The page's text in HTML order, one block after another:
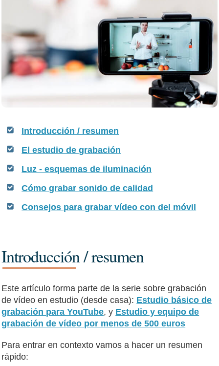
Introducción / resumen
El estudio de grabación
Luz - esquemas de iluminación
Cómo grabar sonido de calidad
Consejos para grabar vídeo con del móvil
Introducción / resumen
Este artículo forma parte de la serie sobre grabación
de vídeo en estudio (desde casa): Estudio básico de
grabación para YouTube, y Estudio y equipo de
grabación de vídeo por menos de 500 euros
Para entrar en contexto vamos a hacer un resumen
rápido: